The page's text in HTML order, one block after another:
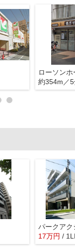
約354m／
パークアク
17万円 /